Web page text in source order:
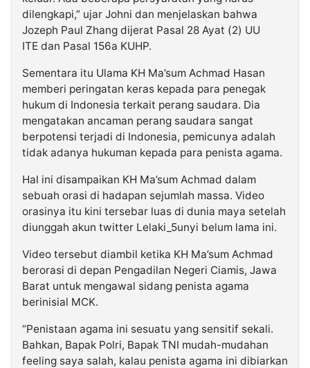
dilengkapi,” ujar Johni dan menjelaskan bahwa
Jozeph Paul Zhang dijerat Pasal 28 Ayat (2) UU
ITE dan Pasal 156a KUHP.
Sementara itu Ulama KH Ma’sum Achmad Hasan
memberi peringatan keras kepada para penegak
hukum di Indonesia terkait perang saudara. Dia
mengatakan ancaman perang saudara sangat
berpotensi terjadi di Indonesia, pemicunya adalah
tidak adanya hukuman kepada para penista agama.
Hal ini disampaikan KH Ma’sum Achmad dalam
sebuah orasi di hadapan sejumlah massa. Video
orasinya itu kini tersebar luas di dunia maya setelah
diunggah akun twitter Lelaki_5unyi belum lama ini.
Video tersebut diambil ketika KH Ma’sum Achmad
berorasi di depan Pengadilan Negeri Ciamis, Jawa
Barat untuk mengawal sidang penista agama
berinisial MCK.
“Penistaan agama ini sesuatu yang sensitif sekali.
Bahkan, Bapak Polri, Bapak TNI mudah-mudahan
feeling saya salah, kalau penista agama ini dibiarkan